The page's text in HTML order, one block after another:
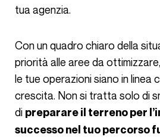
tua agenzia.
Con un quadro chiaro della situazione, puoi dare
priorità alle aree da
le tue operazioni siano in linea
crescita. Non si tratta solo di
di preparare il terreno per
successo nel tuo percorso